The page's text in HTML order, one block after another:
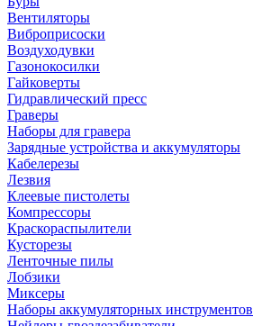
Вентиляторы
Виброприсоски
Воздуходувки
Газонокосилки
Гайковерты
Гидравлический пресс
Граверы
Наборы для гравера
Зарядные устройства и аккумуляторы
Кабелерезы
Лезвия
Клеевые пистолеты
Компрессоры
Краскораспылители
Кусторезы
Ленточные пилы
Лобзики
Миксеры
Наборы аккумуляторных инструментов